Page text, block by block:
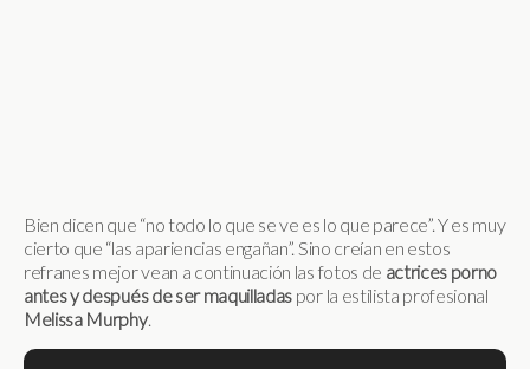
Bien dicen que “no todo lo que se ve es lo que parece”. Y es muy
cierto que “las apariencias engañan”. Sino creían en estos
refranes mejor vean a continuación las fotos de actrices porno
antes y después de ser maquilladas por la estilista profesional
Melissa Murphy.